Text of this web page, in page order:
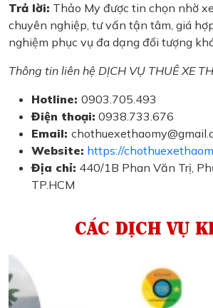
Trả lời: Thảo My được tin chọn nhờ
chuyên nghiệp, tư vấn tận tâm, giá
nghiệm phục vụ đa dạng đối tượng
Thông tin liên hệ DỊCH VỤ THUÊ XE
Hotline: 0903.705.493
Điện thoại: 0938.733.676
Email:
Website: https://
Địa chỉ: 440/1B Phan Văn Trị,
TP.HCM
CÁC DỊCH VỤ